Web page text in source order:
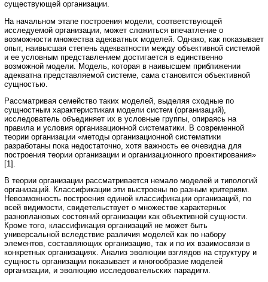
существующей организации.
На начальном этапе построения модели, соответствующей
исследуемой организации, может сложиться впечатление о
возможности множества адекватных моделей. Однако, как показывает
опыт, наивысшая степень адекватности между объективной системой
и ее условным представлением достигается в единственно
возможной модели. Модель, которая в наивысшем приближении
адекватна представляемой системе, сама становится объективной
сущностью.
Рассматривая семейство таких моделей, выделяя сходные по
сущностным характеристикам модели систем (организаций),
исследователь объединяет их в условные группы, опираясь на
правила и условия организационной систематики. В современной
теории организации «методы организационной систематики
разработаны пока недостаточно, хотя важность ее очевидна для
построения теории организации и организационного проектирования»
[1].
В теории организации рассматривается немало моделей и типологий
организаций. Классификации эти выстроены по разным критериям.
Невозможность построения единой классификации организаций, по
всей видимости, свидетельствует о множестве характерных
разноплановых состояний организации как объективной сущности.
Кроме того, классификация организаций не может быть
универсальной вследствие различия моделей как по набору
элементов, составляющих организацию, так и по их взаимосвязи в
конкретных организациях. Анализ эволюции взглядов на структуру и
сущность организации показывает и многообразие моделей
организации, и эволюцию исследовательских парадигм.